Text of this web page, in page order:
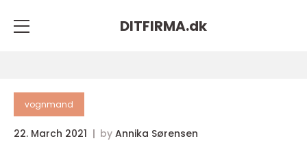
DITFIRMA.dk
vognmand
22. March 2021 by Annika Sørensen